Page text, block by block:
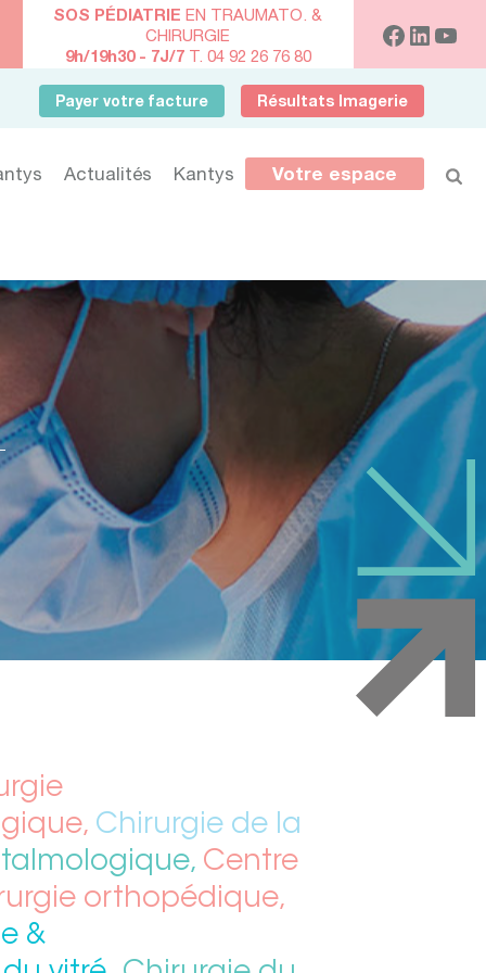
SOS PÉDIATRIE EN TRAUMATO. &
CHIRURGIE
9h/19h30 - 7J/7T. 04 92 26 76 80
Payer votre facture Résultats Imagerie
Actualités Kantys Votre espace
Chirurgie de la
Centre
orthopédique,
&